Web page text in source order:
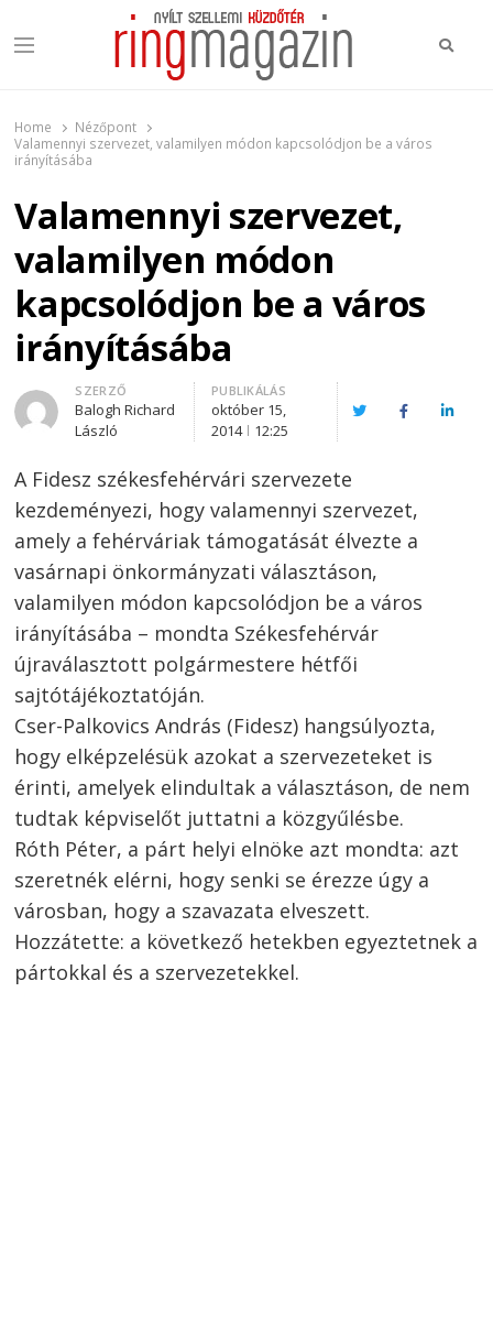
Menu
Home
Nézőpont
Valamennyi szervezet, valamilyen módon kapcsolódjon be a város
irányításába
Valamennyi szervezet,
valamilyen módon
kapcsolódjon be a város
irányításába
Author
SZERZŐ
Balogh Richard
László
PUBLIKÁLÁS
október 15,
2014
12:25
TwitterFacebook
A Fidesz székesfehérvári szervezete
kezdeményezi, hogy valamennyi szervezet,
amely afehérváriak támogatását élvezte a
vasárnapi önkormányzati választáson,
valamilyen módon kapcsolódjon be aváros
irányításába – mondta Székesfehérvár
újraválasztott polgármestere hétfői
sajtótájékoztatóján.
Cser-Palkovics András (Fidesz) hangsúlyozta,
hogy elképzelésük azokat a szervezeteket is
érinti, amelyek elindultak aválasztáson, de nem
tudtak képviselőt juttatni a közgyűlésbe.
Róth Péter, a párt helyi elnöke azt mondta: azt
szeretnék elérni, hogy senki se érezze úgy a
városban, hogy a szavazata elveszett.
Hozzátette: a következő hetekben egyeztetnek a
pártokkal és a szervezetekkel.